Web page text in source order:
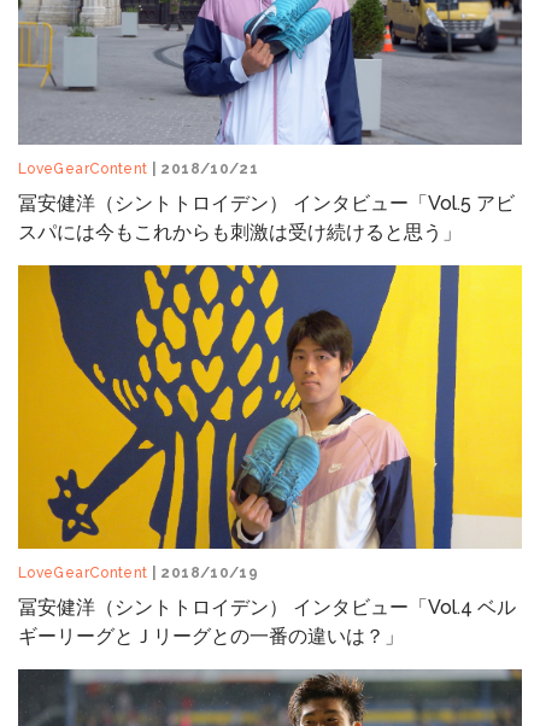
LoveGearContent | 2018/10/21
冨安健洋（シントトロイデン） インタビュー「Vol.5 アビ
スパには今もこれからも刺激は受け続けると思う」
LoveGearContent | 2018/10/19
冨安健洋（シントトロイデン） インタビュー「Vol.4 ベル
ギーリーグとＪリーグとの一番の違いは？」